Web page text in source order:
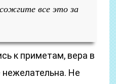
все это за
к приметам, вера в
Не